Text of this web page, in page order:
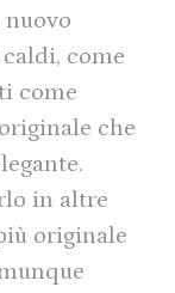
caldi, come
come
che
in altre
originale